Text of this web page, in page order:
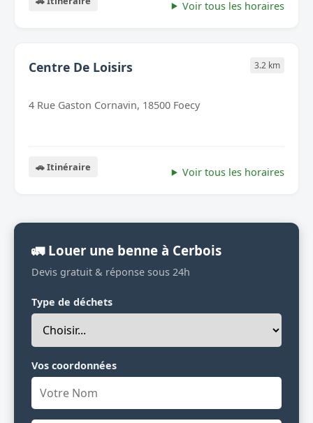
Voir tous les horaires
Centre De Loisirs 3.2 km
4 Rue Gaston Cornavin, 18500 Foecy
🚗 Itinéraire Voir tous les horaires
🚛 Louer une benne à Cerbois
Devis gratuit & réponse sous 24h
Type de déchets
Vos coordonnées